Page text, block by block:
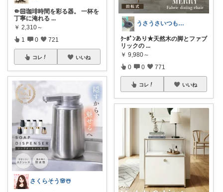
🤏🏻珈琲時間を彩る器。 一杯を
丁寧に淹れる ...
￥ 2,310～
1 0 721
コレ いいね
さくらそう‪🌸☃️
うさうさいつもご訪問ありがとうです🐰✨
ｸｰﾎﾟﾝあり★天然木の脚とファブ
リックの ...
￥ 9,980～
0 0 771
コレ いいね